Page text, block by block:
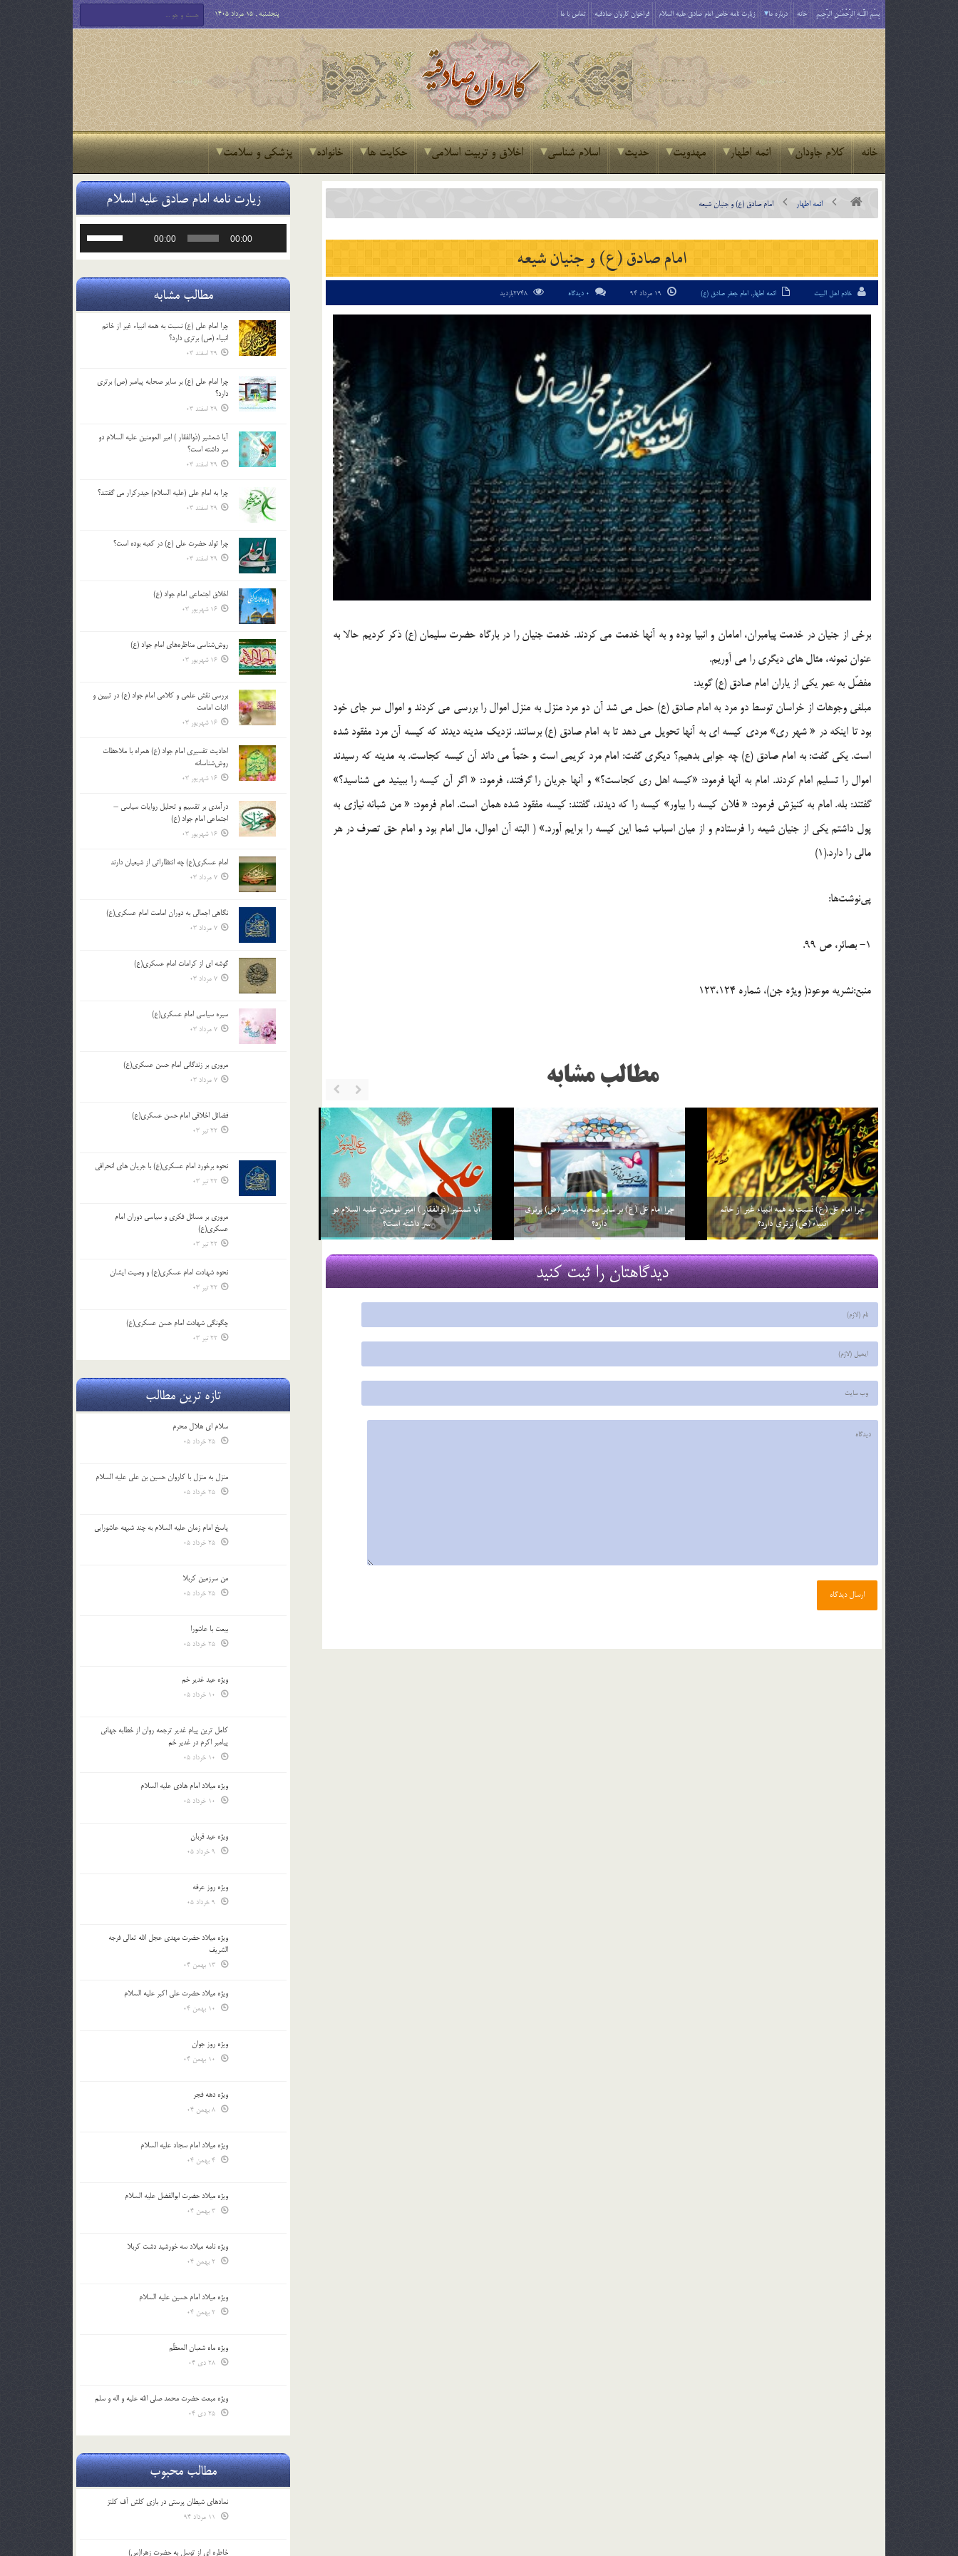
بِسْمِ اللَّـهِ الرَّحْمَـٰنِ الرَّحِيمِ خانه درباره ما زیارت نامه خاص امام صادق علیه السلام فراخوان کاروان صادقیه تماس با ما پنجشنبه , 15 مرداد 1405
خانه کلام جاودان ائمه اطهار مهدویت حدیث اسلام شناسی اخلاق و تربیت اسلامی حکایت ها خانواده پزشکی و سلامت
ائمه اطهار امام صادق (ع) و جنيان شيعه
امام صادق (ع) و جنيان شيعه
خادم اهل البیت ائمه اطهار, امام جعفر صادق (ع) 0 دیدگاه
برخي از جنيان در خدمت پيامبران، امامان و انبيا بوده و به آنها خدمت مي کردند. خدمت جنيان را در بارگاه حضرت سليمان (ع) ذکر کرديم حالا به
عنوان نمونه، مثال هاي ديگري را مي آوريم.
مفضّل به عمر يکي از ياران امام صادق (ع) گويد:
مبلغي وجوهات از خراسان توسط دو مرد به امام صادق (ع) حمل مي شد آن دو مرد منزل به منزل اموال را بررسي مي کردند و اموال سر جاي خود
بود تا اينکه در « شهر ري» مردي کيسه اي به آنها تحويل مي دهد تا به امام صادق (ع) برسانند. نزديک مدينه ديدند که کيسه آن مرد مفقود شده
است. يکي گفت: به امام صادق (ع) چه جوابي بدهيم؟ ديگري گفت: امام مرد کريمي است و حتماً مي داند آن کيسه کجاست. به مدينه که رسيدند
اموال را تسليم امام کردند. امام به آنها فرمود: «کيسه اهل ري کجاست؟» و آنها جريان را گرفتند، فرمود: « اگر آن کيسه را ببينيد مي شناسيد؟»
گفتند: بله. امام به کنيزش فرمود: « فلان کيسه را بياور» کيسه را که ديدند، گفتند: کيسه مفقود شده همان است. امام فرمود: « من شبانه نيازي به
پول داشتم يکي از جنيان شيعه را فرستادم و از ميان اسباب شما اين کيسه را برايم آورد.» ( البته آن اموال، مال امام بود و امام حق تصرف در هر
مالي را دارد.(1)
پي‌نوشت‌ها:
1- بصائر، ص 99.
منبع:نشريه موعود( ويژه جن)، شماره 123،124
مطالب مشابه
چرا به امام علی (علیه السلام) حیدرکرار می گفتند؟
29 اسفند 03
چرا تولد حضرت علی (ع) در کعبه بوده است؟
29 اسفند 03
اخلاق اجتماعی امام جواد (ع)
16 شهریور 03
دیدگاهتان را ثبت کنید
زیارت نامه امام صادق علیه السلام
00:00
00:00
یا
صدا
کلیدهای
مطالب مشابه
چرا امام علی (ع) نسبت به همه انبیاء غیر از خاتم
انبیاء (ص) برتری دارد؟
29 اسفند 03
چرا امام علی (ع) بر سایر صحابه پیامبر (ص) برتری
دارد؟
29 اسفند 03
آیا شمشیر (ذوالفقار ) امیر المومنین علیه السلام دو
سر داشته است؟
29 اسفند 03
چرا به امام علی (علیه السلام) حیدرکرار می گفتند؟
29 اسفند 03
چرا تولد حضرت علی (ع) در کعبه بوده است؟
29 اسفند 03
اخلاق اجتماعی امام جواد (ع)
16 شهریور 03
روش‌شناسی مناظره‌های امام جواد (ع)
16 شهریور 03
بررسی نقش علمی و کلامی امام جواد (ع) در تبیین و
اثبات امامت
16 شهریور 03
احادیث تفسیری امام جواد (ع) همراه با ملاحظات
روش‌شناسانه
16 شهریور 03
درآمدی بر تقسیم و تحلیل روایات سیاسی –
اجتماعی امام جواد (ع)
16 شهریور 03
امام عسکری(ع) چه انتظاراتی از شیعیان دارند
7 مرداد 03
نگاهی اجمالی به دوران امامت امام عسکری(ع)
7 مرداد 03
گوشه ای از کرامات امام عسکری(ع)
7 مرداد 03
سیره سیاسی امام عسکری(ع)
7 مرداد 03
مروری بر زندگانی امام حسن عسکری(ع)
7 مرداد 03
فضائل اخلاقی امام حسن عسکری(ع)
22 تیر 03
نحوه برخورد امام عسکری(ع) با جریان های انحرافی
22 تیر 03
مروری بر مسائل فکری و سیاسی دوران امام
عسکری(ع)
22 تیر 03
نحوه شهادت امام عسکری(ع) و وصیت ایشان
22 تیر 03
چگونگی شهادت امام حسن عسکری(ع)
22 تیر 03
تازه ترین مطالب
سلام ای هلال محرم
منزل به منزل با کاروان حسین بن علی علیه السلام
پاسخ امام زمان علیه السلام به چند شبهه عاشورایی
من سرزمین کربلا
بیعت با عاشورا
ویژه عید غدیر خم
کامل ترین پیام غدیر ترجمه روان از خطابه جهانی
پیامبر اکرم در غدیر خم
ویژه میلاد امام هادی علیه السلام
ویژه عید قربان
ویژه روز عرفه
ویژه میلاد حضرت مهدی عجل الله تعالی فرجه
الشريف
ویژه میلاد حضرت علی اکبر علیه السلام
ویژه روز جوان
ویژه دهه فجر
ویژه میلاد امام سجاد علیه السلام
ویژه میلاد حضرت ابوالفضل علیه السلام
ویژه نامه میلاد سه خورشید دشت کربلا
ویژه میلاد امام حسین علیه السلام
ویژه ماه شعبان المعظّم
ویژه مبعث حضرت محمد صلی الله علیه و اله و سلم
مطالب محبوب
نمادهای شیطان پرستی در بازی کلش آف کلنز
خاطره ای از توسل به حضرت زهرا(س)